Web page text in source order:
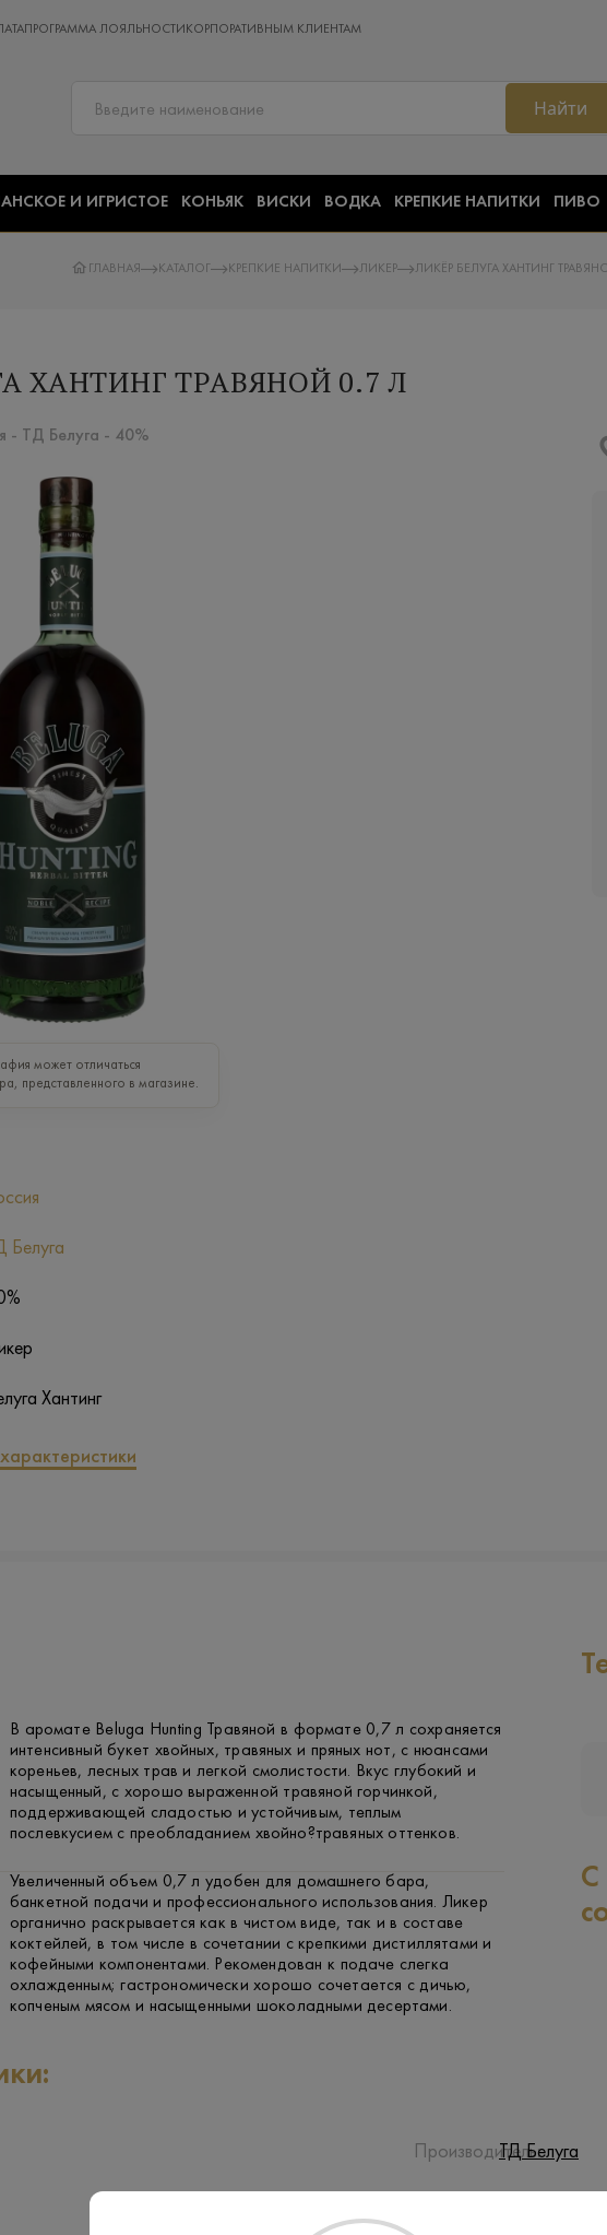
ПРОГРАММА ЛОЯЛЬНОСТИ КОРПОРАТИВНЫМ КЛИЕНТАМ
Найти
И ИГРИСТОЕ КОНЬЯК ВИСКИ ВОДКА КРЕПКИЕ НАПИТКИ ПИВО
ГЛАВНАЯ КАТАЛОГ КРЕПКИЕ НАПИТКИ ЛИКЕР ЛИКЁР БЕЛУГА ХАНТИНГ
ХАНТИНГ ТРАВЯНОЙ 0.7 Л
- ТД Белуга - 40%
может отличаться
представленного в магазине.
Белуга
Хантинг
В аромате Beluga Hunting Травяной в формате 0,7 л сохраняется
интенсивный букет хвойных, травяных и пряных нот, с нюансами
кореньев, лесных трав и легкой смолистости. Вкус глубокий и
насыщенный, с хорошо выраженной травяной горчинкой,
поддерживающей сладостью и устойчивым, теплым
послевкусием с преобладанием хвойно?травяных оттенков.
Увеличенный объем 0,7 л удобен для домашнего бара,
банкетной подачи и профессионального использования. Ликер
органично раскрывается как в чистом виде, так и в составе
коктейлей, в том числе в сочетании с крепкими дистиллятами и
кофейными компонентами. Рекомендован к подаче слегка
охлажденным; гастрономически хорошо сочетается с дичью,
копченым мясом и насыщенными шоколадными десертами.
С
Производитель:ТД Белуга